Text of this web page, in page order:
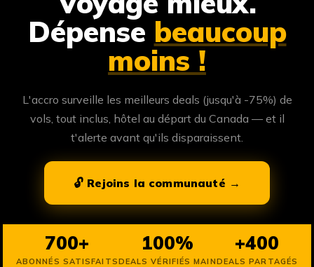
Dépense beaucoup
moins !
L'accro surveille les meilleurs deals (jusqu'à -75%) de
vols, tout inclus, hôtel au départ du Canada — et il
t'alerte avant qu'ils disparaissent.
🔓 Rejoins la communauté →
700+
ABONNÉS SATISFAITS
100%
DEALS VÉRIFIÉS MAIN
+400
DEALS PARTAGÉS